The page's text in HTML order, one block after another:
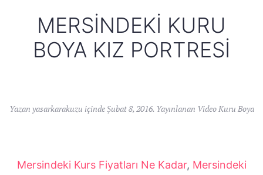
MERSINDEKI KURU
BOYA KIZ PORTRESI
Yazan yasarkarakuzu içindeŞubat 8, 2016. Yayınlanan Video Kuru Boya
Mersindeki Kurs Fiyatları Ne Kadar, Mersindeki